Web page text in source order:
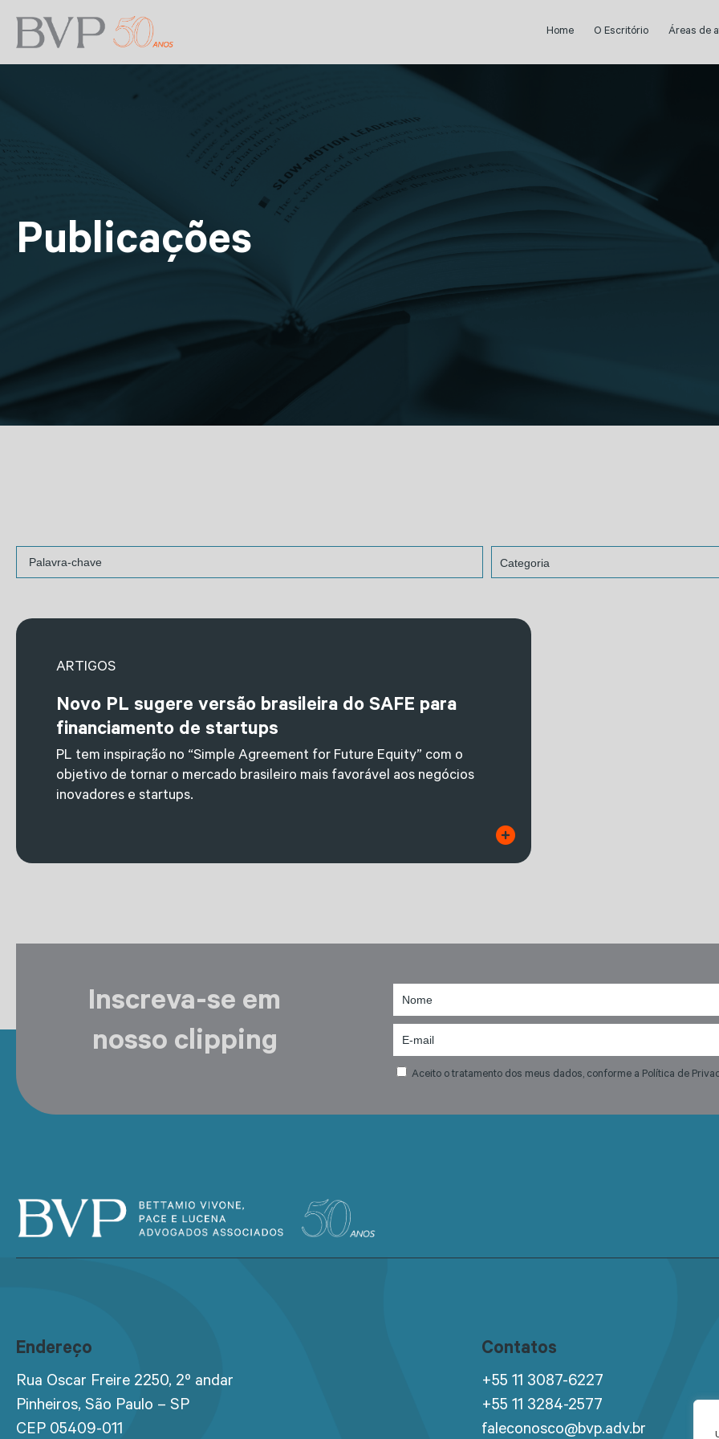
Home O Escritório Áreas de
Publicações
ARTIGOS
Novo PL sugere versão brasileira do SAFE para
financiamento de startups
PL tem inspiração no “Simple Agreement for Future Equity” com o
objetivo de tornar o mercado brasileiro mais favorável aos negócios
inovadores e startups.
Inscreva-se em
nosso clipping
Aceito o tratamento dos meus dados, conforme a Política de
Endereço
Rua Oscar Freire 2250, 2º andar
Pinheiros, São Paulo – SP
CEP 05409-011
Contatos
+55 11 3087-6227
+55 11 3284-2577
faleconosco@bvp.adv.br